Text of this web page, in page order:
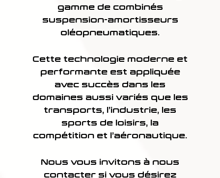
gamme de combinés
suspension-amortisseurs
oléopneumatiques.
Cette technologie moderne et
performante est appliquée
avec succès dans les
domaines aussi variés que les
transports, l’industrie, les
sports de loisirs, la
compétition et l’aéronautique.
Nous vous invitons à nous
contacter si vous désirez